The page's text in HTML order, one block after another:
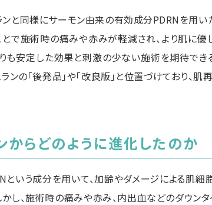
ンと同様にサーモン由来の有効成分PDRNを用
で施術時の痛みや赤みが軽減され、より肌に優
も安定した効果と刺激の少ない施術を期待でき
ランの「後発品」や「改良版」と位置づけており
からどのように進化したのか
という成分を用いて、加齢やダメージによる肌
かし、施術時の痛みや赤み、内出血などのダウン